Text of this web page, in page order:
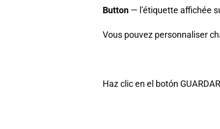
Button — l’étiquette affichée
Vous pouvez personnaliser
Haz clic en el botón